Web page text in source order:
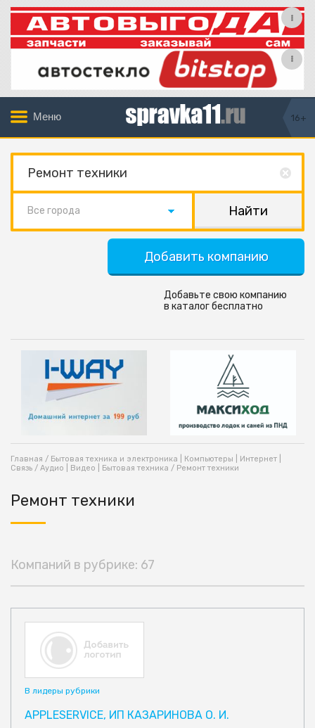
Меню 16+
Все города
Добавить компанию
Добавьте свою компанию
в каталог бесплатно
Главная / Бытовая техника и электроника | Компьютеры | Интернет |
Связь / Аудио | Видео | Бытовая техника / Ремонт техники
Ремонт техники
Компаний в рубрике: 67
В лидеры рубрики
APPLESERVICE, ИП КАЗАРИНОВА О. И.